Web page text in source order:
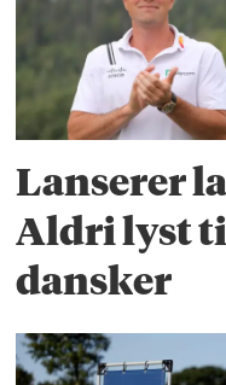
Lanserer
Aldri lyst
dansker